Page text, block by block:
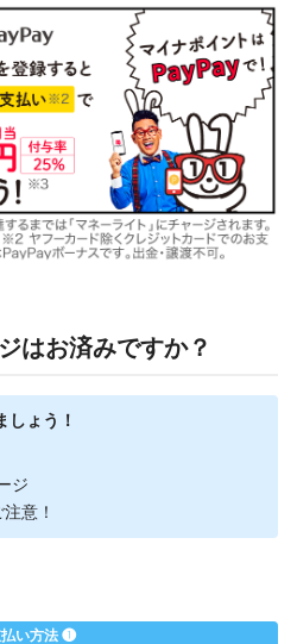
はお済みですか？
しょう！
ジ
意！
い方法 ❶